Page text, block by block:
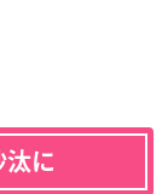
汰に